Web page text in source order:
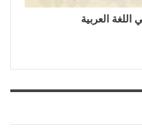
العربية